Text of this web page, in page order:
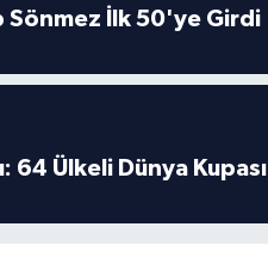
Sönmez İlk 50'ye Girdi
64 Ülkeli Dünya Kupası